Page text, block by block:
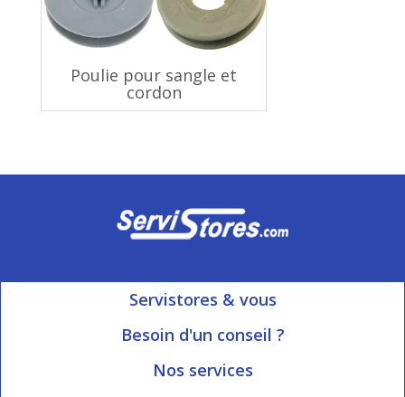
Poulie pour sangle et
cordon
Servistores & vous
Mon compte
Besoin d'un conseil ?
Ouvert du Lundi au Vendredi
Nos services